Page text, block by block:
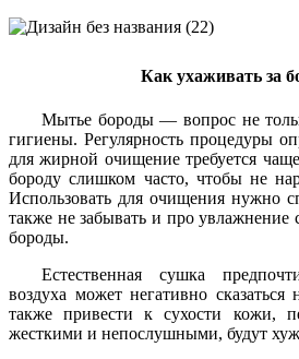
Как ухаживать за
Мытье бороды ― вопрос не
гигиены. Регулярность процедуры
для жирной очищение требуется
бороду слишком часто, чтобы не
Использовать для очищения нужно
также не забывать и про увлажнение
бороды.
Естественная сушка
воздуха может негативно
также привести к сухости кожи,
жесткими и непослушными, будут